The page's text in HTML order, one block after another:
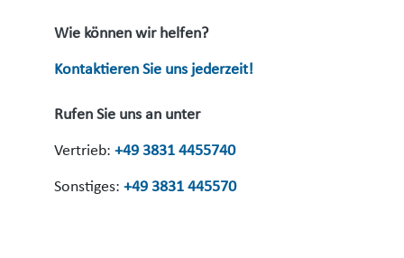
Wie können wir helfen?
Kontaktieren Sie uns jederzeit!
Rufen Sie uns an unter
Vertrieb: +49 3831 4455740
Sonstiges: +49 3831 445570